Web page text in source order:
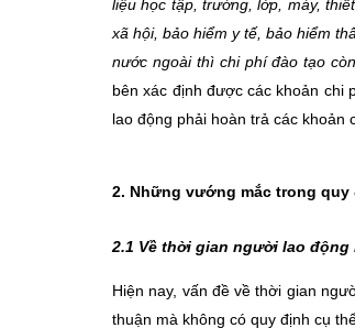
liệu học tập, trường, lớp, máy,
xã hội, bảo hiểm y tế, bảo hiểm
nước ngoài thì chi phí đào tạo
bên xác định được các khoản
lao động phải hoàn trả các khoản
2. Những vướng mắc trong
2.1 Về thời gian người lao
Hiện nay, vấn đề về thời gian
thuận mà không có quy định cụ